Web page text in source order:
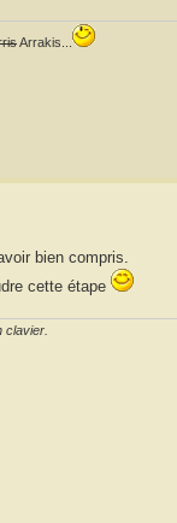
Arrakis...
bien compris.
cette étape
clavier.